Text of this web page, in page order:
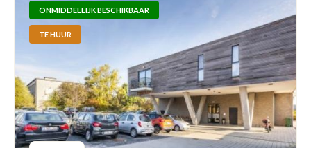
ONMIDDELLIJK BESCHIKBAAR
TE HUUR